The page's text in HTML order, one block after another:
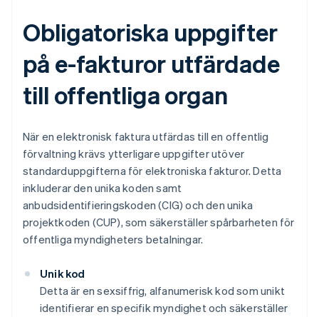
Obligatoriska uppgifter
på e-fakturor utfärdade
till offentliga organ
När en elektronisk faktura utfärdas till en offentlig
förvaltning krävs ytterligare uppgifter utöver
standarduppgifterna för elektroniska fakturor. Detta
inkluderar den unika koden samt
anbudsidentifieringskoden (CIG) och den unika
projektkoden (CUP), som säkerställer spårbarheten för
offentliga myndigheters betalningar.
Unik kod
Detta är en sexsiffrig, alfanumerisk kod som unikt
identifierar en specifik myndighet och säkerställer